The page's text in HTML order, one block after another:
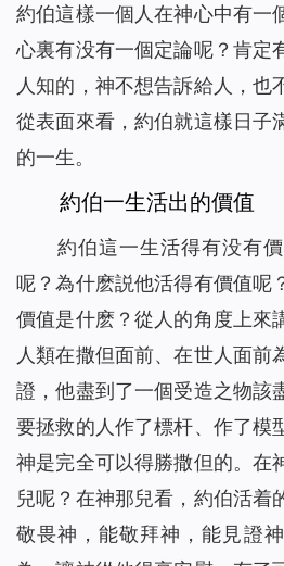
約伯這樣一個人在神心中有一
心裏有没有一個定論呢？肯定
人知的，神不想告訴給人，也
從表面來看，約伯就這樣日子
的一生。
約伯一生活出的價值
約伯這一生活得有没有
呢？為什麽説他活得有價值呢
價值是什麽？從人的角度上來
人類在撒但面前、在世人面前
證，他盡到了一個受造之物該
要拯救的人作了標杆、作了模
神是完全可以得勝撒但的。在
兒呢？在神那兒看，約伯活着
敬畏神，能敬拜神，能見證